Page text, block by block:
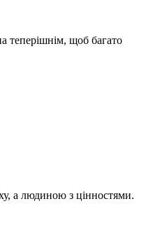
теперішнім, щоб багато
а людиною з цінностями.